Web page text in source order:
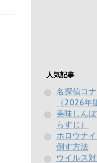
人気記事
名探偵コ
（2026年
美味しん
らすじ）
ホロウナ
倒す方法
ウイルス